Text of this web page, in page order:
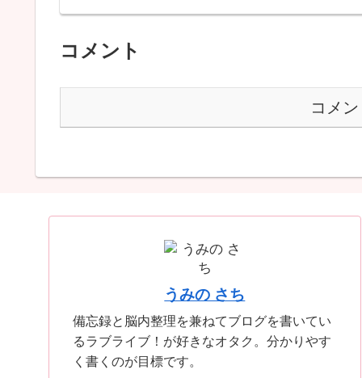
コメント
コメ
うみの さち
備忘録と脳内整理を兼ねてブログを書いてい
るラブライブ！が好きなオタク。分かりやす
く書くのが目標です。